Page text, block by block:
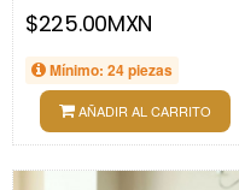
$225.00MXN
Mínimo: 24 piezas
AÑADIR AL CARRITO